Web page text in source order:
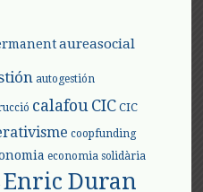
aureasocial
autogestión
calafouCIC CIC
coopfunding
economia solidària
Enric Duran